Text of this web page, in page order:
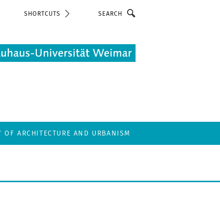
SHORTCUTS
OF ARCHITECTURE AND URBANISM